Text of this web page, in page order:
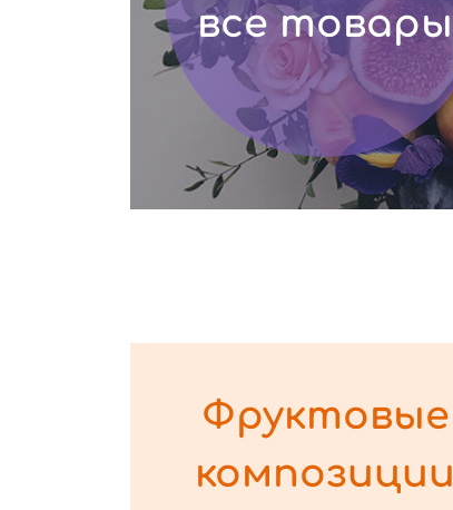
все товары
Фруктовые
композиции